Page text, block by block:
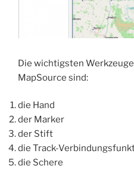
Die wichtigsten
MapSource sind:
die Hand
der Marker
der Stift
die Track-
die Schere